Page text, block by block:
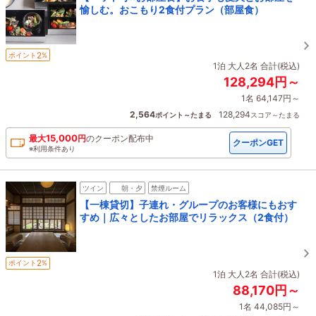
愉しむ。おこもり2食付プラン（部屋食）
ポイント 2%
1泊 大人2名 合計(税込)
128,294円～
1名 64,147円～
2,564ポイント～たまる 128,294スコア～たまる
最大15,000円のクーポン配布中
※利用条件あり
クーポンGET
ツイン 朝・夕 禁煙ルーム
【一棟貸切】子連れ・グループのお客様にもおす
すめ｜広々としたお部屋でリラックス（2食付）
ポイント 2%
1泊 大人2名 合計(税込)
88,170円～
1名 44,085円～